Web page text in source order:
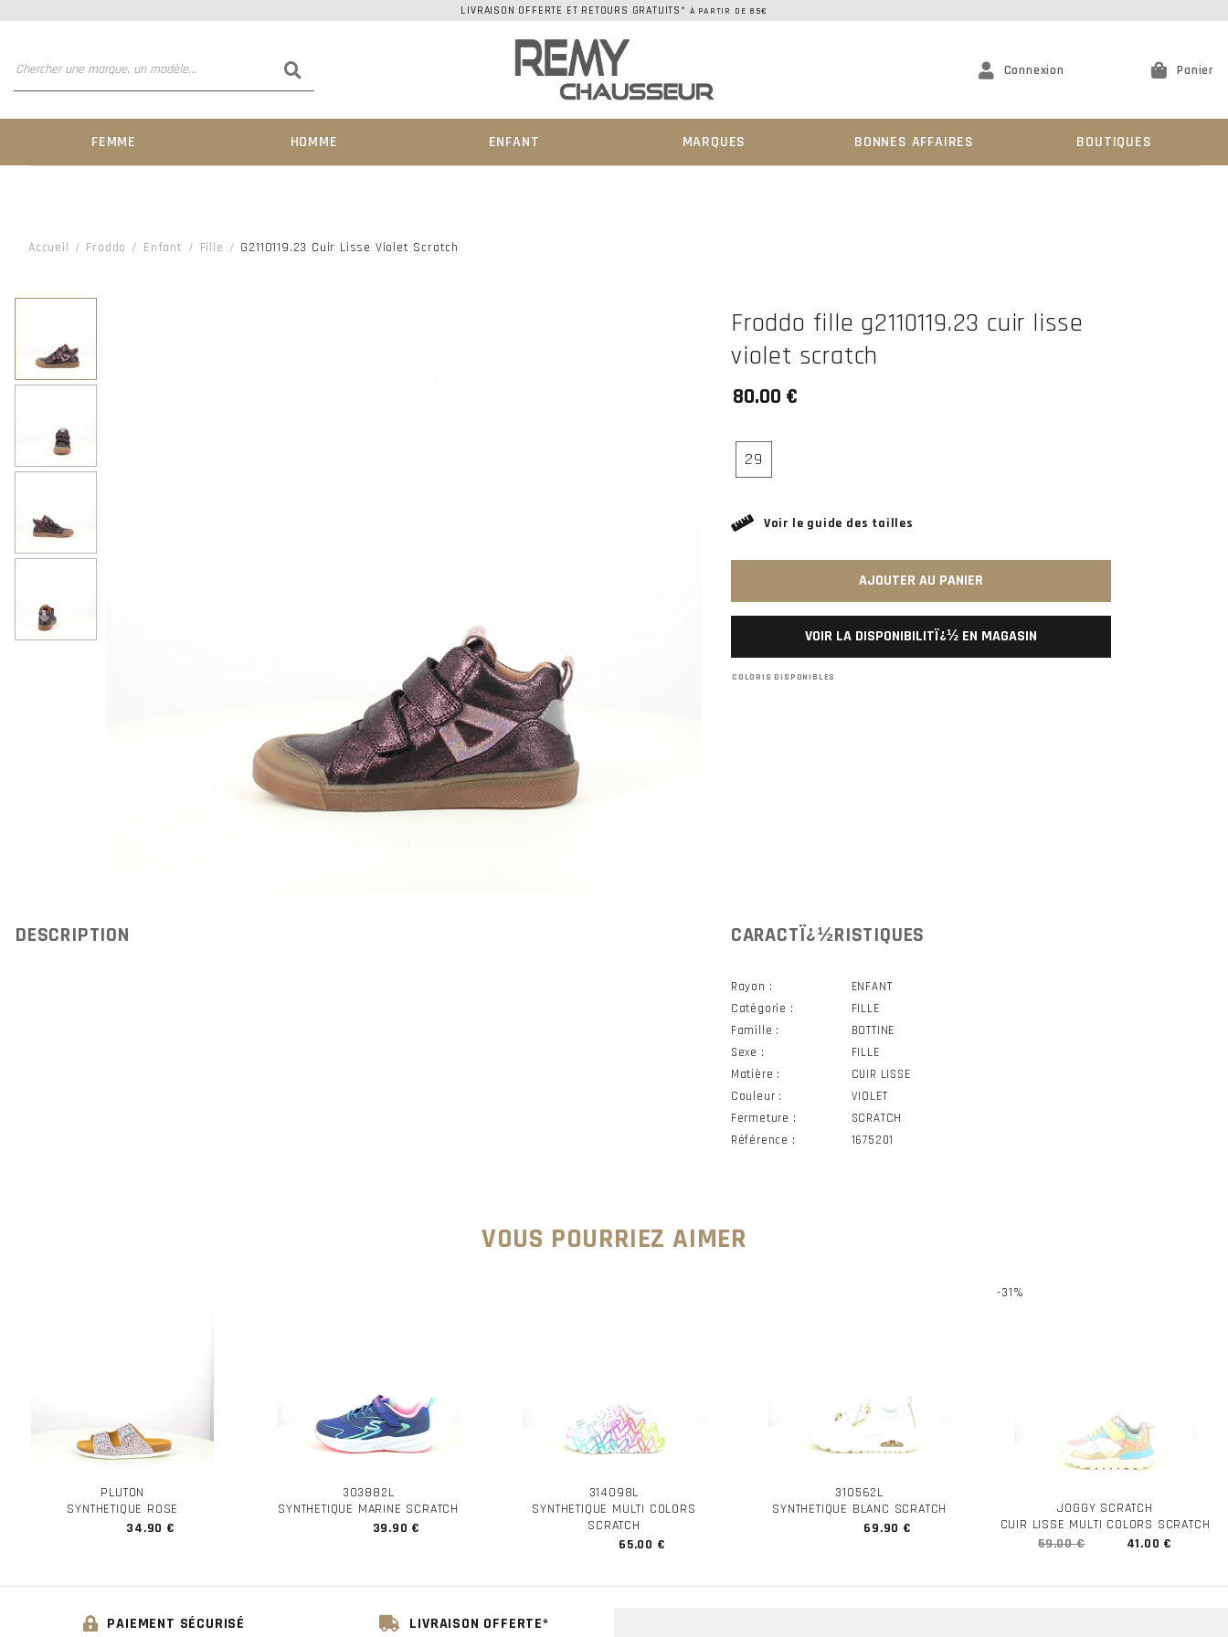
LIVRAISON OFFERTE ET RETOURS GRATUITS* À PARTIR DE 85€
Connexion Panier
FEMME HOMME ENFANT MARQUES BONNES AFFAIRES BOUTIQUES
Accueil Froddo Enfant Fille G2110119.23 Cuir Lisse Violet Scratch
Froddo fille g2110119.23 cuir lisse
violet scratch
29
Voir le guide des tailles
AJOUTER AU PANIER
VOIR LA DISPONIBILITÏ¿½ EN MAGASIN
COLORIS DISPONIBLES
DESCRIPTION CARACTÏ¿½RISTIQUES
Rayon :
ENFANT
Catégorie :
FILLE
Famille :
BOTTINE
Sexe :
FILLE
Matière :
CUIR LISSE
Couleur :
VIOLET
Fermeture :
SCRATCH
Référence :
1675201
VOUS POURRIEZ AIMER
PLUTON
SYNTHETIQUE ROSE
34.90 €
303882L
SYNTHETIQUE MARINE SCRATCH
39.90 €
314098L
SYNTHETIQUE MULTI COLORS
SCRATCH
65.00 €
310562L
SYNTHETIQUE BLANC SCRATCH
69.90 €
-31%
JOGGY SCRATCH
CUIR LISSE MULTI COLORS SCRATCH
59.00 €
41.00 €
PAIEMENT SÉCURISÉ LIVRAISON OFFERTE*